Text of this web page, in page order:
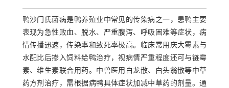
鸭沙门氏菌病是鸭养殖业中常见的传染病之一，患鸭主要
表现为急性败血、脱水、严重腹泻、呼吸困难等症状，病
情传播迅速，传染率和致死率极高。临床常用庆大霉素与
水配比后掺入饲料给鸭治疗，视病情严重程度还可与链霉
素、维生素联合用药。中兽医用白龙散、白头翁散等中草
药方剂治疗，需根据病鸭具体症状加减中草药的剂量。通